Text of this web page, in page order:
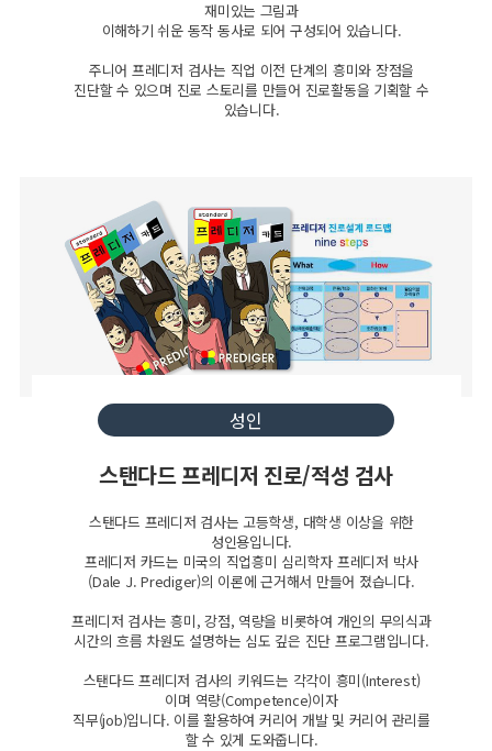
재미있는 그림과
이해하기 쉬운 동작 동사로 되어 구성되어 있습니다.
주니어 프레디저 검사는 직업 이전 단계의 흥미와 장점을
진단할 수 있으며 진로 스토리를 만들어 진로활동을 기획할 수
있습니다.
성인
스탠다드 프레디저 진로/적성 검사
스탠다드 프레디저 검사는 고등학생, 대학생 이상을 위한
성인용입니다.
프레디저 카드는 미국의 직업흥미 심리학자 프레디저 박사
(Dale J. Prediger)의 이론에 근거해서 만들어 졌습니다.
프레디저 검사는 흥미, 강점, 역량을 비롯하여 개인의 무의식과
시간의 흐름 차원도 설명하는 심도 깊은 진단 프로그램입니다.
스탠다드 프레디저 검사의 키워드는 각각이 흥미(Interest)
이며 역량(Competence)이자
직무(job)입니다. 이를 활용하여 커리어 개발 및 커리어 관리를
할 수 있게 도와줍니다.